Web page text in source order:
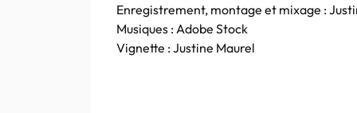
Enregistrement, montage et mixage :
Musiques : Adobe Stock
Vignette : Justine Maurel